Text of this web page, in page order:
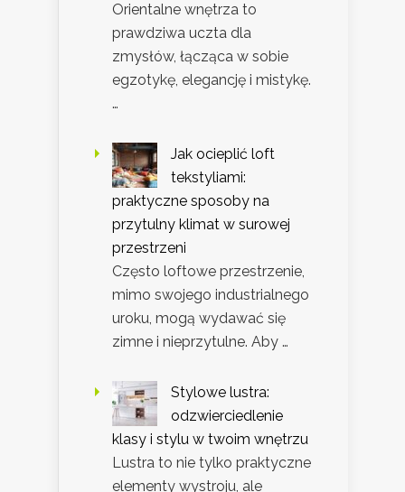
Orientalne wnętrza to
prawdziwa uczta dla
zmysłów, łącząca w sobie
egzotykę, elegancję i mistykę.
…
Jak ocieplić loft
tekstyliami:
praktyczne sposoby na
przytulny klimat w surowej
przestrzeni
Często loftowe przestrzenie,
mimo swojego industrialnego
uroku, mogą wydawać się
zimne i nieprzytulne. Aby …
Stylowe lustra:
odzwierciedlenie
klasy i stylu w twoim wnętrzu
Lustra to nie tylko praktyczne
elementy wystroju, ale